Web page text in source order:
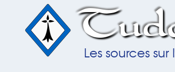
Les sources